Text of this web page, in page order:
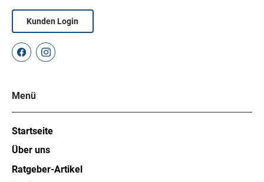
Kunden Login
Menü
Startseite
Über uns
Ratgeber-Artikel